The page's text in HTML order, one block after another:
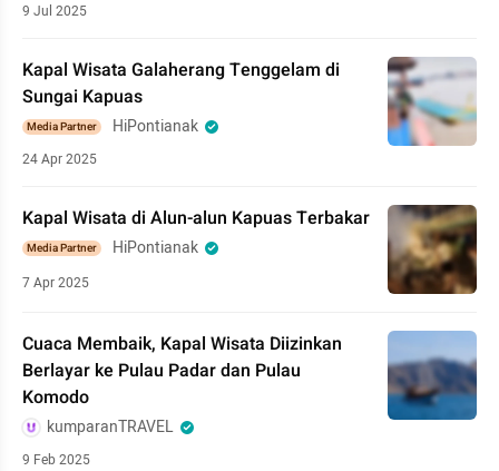
9 Jul 2025
Kapal Wisata Galaherang Tenggelam di
Sungai Kapuas
Media Partner HiPontianak
24 Apr 2025
Kapal Wisata di Alun-alun Kapuas Terbakar
Media Partner HiPontianak
7 Apr 2025
Cuaca Membaik, Kapal Wisata Diizinkan
Berlayar ke Pulau Padar dan Pulau
Komodo
kumparanTRAVEL
9 Feb 2025